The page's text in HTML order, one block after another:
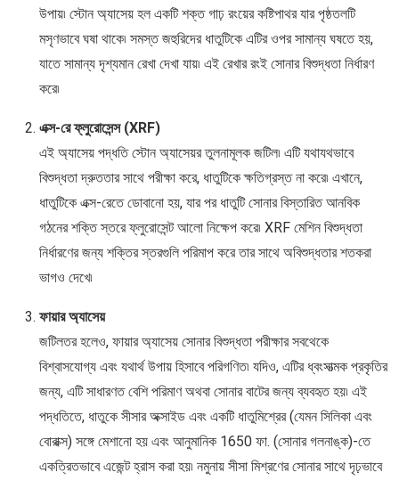
উপায়৷ স্টোন অ্যাসেয় হল একটি শক্ত গাঢ় রংয়ের কষ্টিপাথর যার পৃষ্ঠতলটি
মসৃণভাবে ঘষা থাকে৷ সমস্ত জহুরিদের ধাতুটিকে এটির ওপর সামান্য ঘষতে হয়,
যাতে সামান্য দৃশ্যমান রেখা দেখা যায়৷ এই রেখার রংই সোনার বিশুদ্ধতা নির্ধারণ
করে৷
এক্স-রে ফ্লুরোসেন্স (XRF)
এই অ্যাসেয় পদ্ধতি স্টোন অ্যাসেয়র তুলনামূলক জটিল৷ এটি যথাযথভাবে
বিশুদ্ধতা দ্রুততার সাথে পরীক্ষা করে, ধাতুটিকে ক্ষতিগ্রস্ত না করে৷ এখানে,
ধাতুটিকে এক্স-রেতে ডোবানো হয়, যার পর ধাতুটি সোনার বিস্তারিত আনবিক
গঠনের শক্তি স্তরে ফ্লুরোসেন্ট আলো নিক্ষেপ করে৷ XRF মেশিন বিশুদ্ধতা
নির্ধারণের জন্য শক্তির স্তরগুলি পরিমাপ করে তার সাথে অবিশুদ্ধতার শতকরা
ভাগও দেখে৷
ফায়ার অ্যাসেয়
জটিলতর হলেও, ফায়ার অ্যাসেয় সোনার বিশুদ্ধতা পরীক্ষার সবথেকে
বিশ্বাসযোগ্য এবং যথার্থ উপায় হিসাবে পরিগণিত৷ যদিও, এটির ধ্বংসাত্মক প্রকৃতির
জন্য, এটি সাধারণত বেশি পরিমাণ অথবা সোনার বাটের জন্য ব্যবহৃত হয়৷ এই
পদ্ধতিতে, ধাতুকে সীসার অক্সাইড এবং একটি ধাতুমিশ্রের (যেমন সিলিকা এবং
বোরাক্স) সঙ্গে মেশানো হয় এবং আনুমানিক 1650 ফা. (সোনার গলনাঙ্ক)-তে
একত্রিতভাবে এজেন্ট হ্রাস করা হয়৷ নমুনায় সীসা মিশ্রণের সোনার সাথে দৃঢ়ভাবে